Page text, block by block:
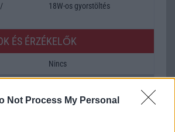
Not Process My Personal
18W-os gyorstöltés
ÉS ÉRZÉKELŐK
Nincs
alap szolgáltatás